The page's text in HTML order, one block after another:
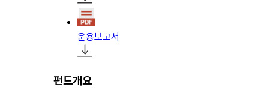
운용보고서
펀드개요